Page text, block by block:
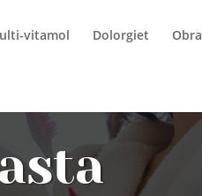
vitamol Dolorgiet